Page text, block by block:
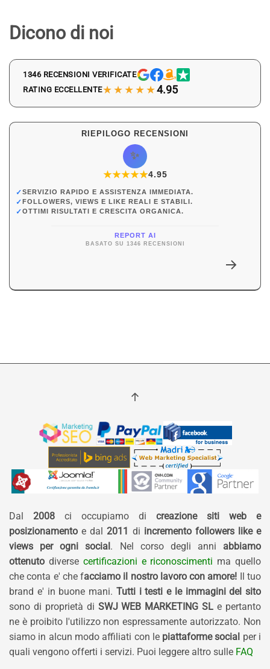
Dicono di noi
1346 RECENSIONI VERIFICATE
RATING ECCELLENTE★★★★★4.95
RIEPILOGO RECENSIONI
✨
★★★★★
★4.95
✓SERVIZIO RAPIDO E ASSISTENZA IMMEDIATA.
✓FOLLOWERS, VIEWS E LIKE REALI E STABILI.
✓OTTIMI RISULTATI E CRESCITA ORGANICA.
REPORT AI
BASATO SU 1346 RECENSIONI
Dal 2008 ci occupiamo di creazione siti web e
posizionamento e dal 2011 di incremento followers like e
views per ogni social. Nel corso degli anni abbiamo
ottenuto diverse certificazioni e riconoscimenti ma quello
che conta e' che facciamo il nostro lavoro con amore! Il tuo
brand e' in buone mani. Tutti i testi e le immagini del sito
sono di proprietà di SWJ WEB MARKETING SL e pertanto
ne è proibito l'utilizzo non espressamente autorizzato. Non
siamo in alcun modo affiliati con le piattaforme social per i
quali vengono offerti i servizi. Puoi leggere altro sulle FAQ